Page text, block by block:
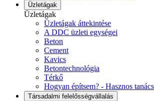
Üzletágak
Üzletágak
Üzletágak áttekintése
A DDC üzleti egységei
Beton
Cement
Kavics
Betontechnológia
Térkő
Hogyan építsem? - Hasznos
Társadalmi felelősségvállalás